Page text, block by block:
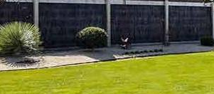
ON VOUS RAPPELLE GRATUITEMENT